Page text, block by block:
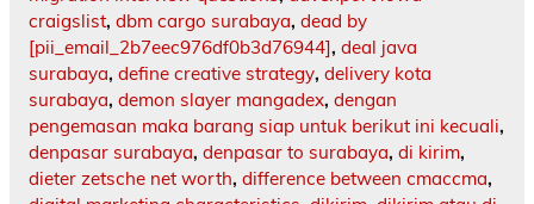
craigslist, dbm cargo surabaya, dead by
[pii_email_2b7eec976df0b3d76944], deal java
surabaya, define creative strategy, delivery kota
surabaya, demon slayer mangadex, dengan
pengemasan maka barang siap untuk berikut ini kecuali,
denpasar surabaya, denpasar to surabaya, di kirim,
dieter zetsche net worth, difference between cmaccma,